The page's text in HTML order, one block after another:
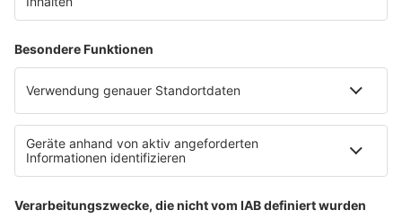
Clubbedingungen
Werbung schalten
Waffel-Werbepartner
80s80s.de
90s90s.de
Schlagerplanetradio.com
1deutsch.de
WEIHNACHTSMUSIK.FM